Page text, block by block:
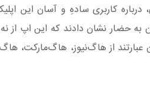
کاربری سادهِ و آسان این
به حضار نشان دادند که این اپ از
عبارتند از هاگ‌نیوز، هاگ‌مارکت،